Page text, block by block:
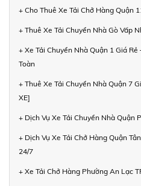
+ Cho Thuê Xe Tải Chở Hàng Quận
+ Thuê Xe Tải Chuyển Nhà Gò Vấp
+ Xe Tải Chuyển Nhà Quận 1 Giá
Toàn
+ Thuê Xe Tải Chuyển Nhà Quận 7
XE]
+ Dịch Vụ Xe Tải Chuyển Nhà Quận
+ Dịch Vụ Xe Tải Chở Hàng Quận
24/7
+ Xe Tải Chở Hàng Phường An Lạc